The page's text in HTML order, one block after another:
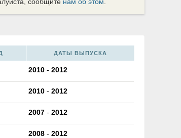
ДАТЫ ВЫПУСКА
2010 - 2012
2010 - 2012
2007 - 2012
2008 - 2012